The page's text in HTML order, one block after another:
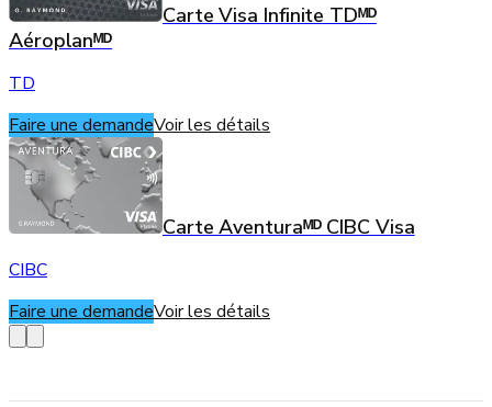
Carte Visa Infinite TDᴹᴰ
Aéroplanᴹᴰ
TD
Faire une demandeVoir les détails
Carte Aventuraᴹᴰ CIBC Visa
CIBC
Faire une demandeVoir les détails